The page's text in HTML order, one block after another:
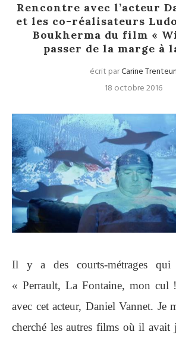
Rencontre avec l’acteur
et les co-réalisateurs
Boukherma du film «
passer de la marge à
écrit parCarine Trenteun
18 octobre 2016
Il y a des courts-métrages qui
« Perrault, La Fontaine, mon cul
avec cet acteur, Daniel Vannet. Je
cherché les autres films où il avait